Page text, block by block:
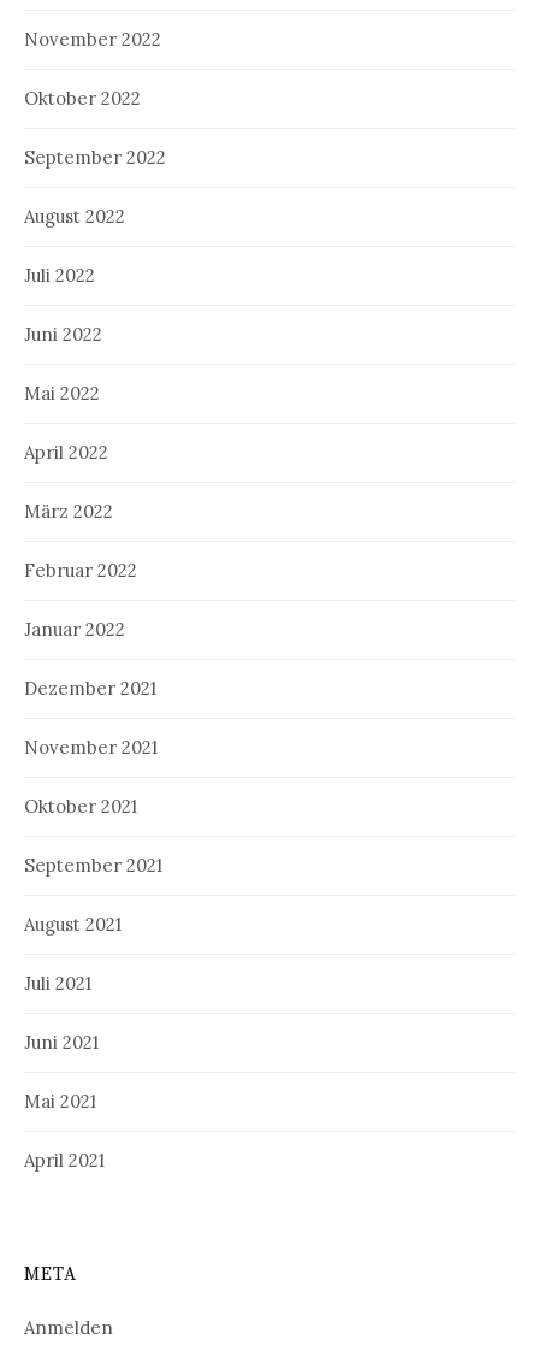
November 2022
Oktober 2022
September 2022
August 2022
Juli 2022
Juni 2022
Mai 2022
April 2022
März 2022
Februar 2022
Januar 2022
Dezember 2021
November 2021
Oktober 2021
September 2021
August 2021
Juli 2021
Juni 2021
Mai 2021
April 2021
META
Anmelden